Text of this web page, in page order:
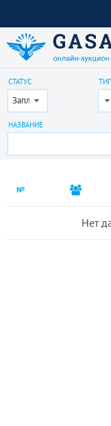
СТАТУС
Запланирован Все
НАЗВАНИЕ
№
Нет